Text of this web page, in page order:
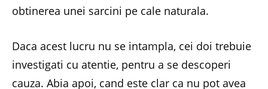
obtinerea unei sarcini pe cale naturala.
Daca acest lucru nu se intampla, cei doi trebuie
investigati cu atentie, pentru a se descoperi
cauza. Abia apoi, cand este clar ca nu pot avea